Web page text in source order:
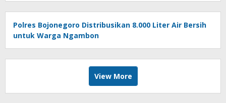
Polres Bojonegoro Distribusikan 8.000 Liter Air Bersih
untuk Warga Ngambon
View More